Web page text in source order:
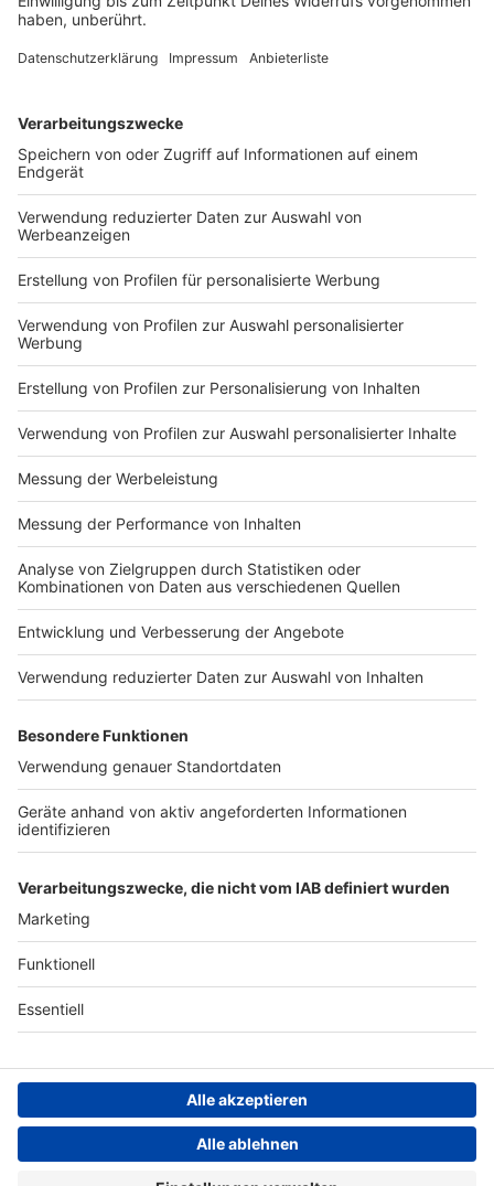
ebenfalls zufrieden. Das erste Titelduell ist schon im
DEINE GEMERKTEN ARTIKEL
Du hast dir noch keine Artikel gemerkt
Markiere sie hierfür mit einem
Impressum
Nutzungsbedingungen
Jobs
Presse
Werben
Archiv
ANTENNE BAYERN GROUP
Stiftung ANTENNE BAYERN
hilft
Teilnahmebedingungen
Grounding Page ANTENNE
BAYERN
Kontakt
Studio-Hotline
Verkehrs-Hotline
Datenschutz­erklärung
einstellungen
Persönliche Datenkontrolle
Newsletter